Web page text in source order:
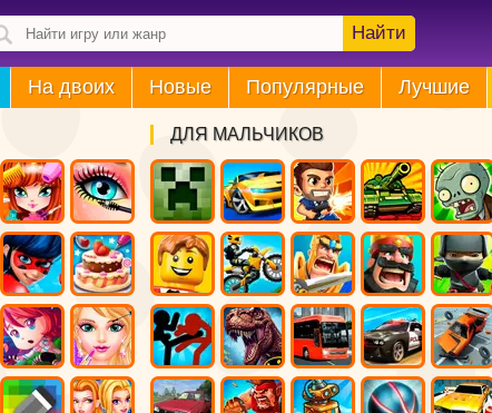
Найти
На двоих Новые Популярные Лучшие
ДЛЯ МАЛЬЧИКОВ